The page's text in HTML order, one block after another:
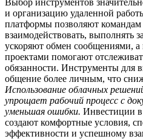
Выбор инструментов
и организацию удаленной
платформы позволяют
взаимодействовать, выполнять
ускоряют обмен сообщениями,
проектами помогают
обязанности. Инструменты для
общение более личным, что
Использование облачных
упрощает рабочий процесс с
уменьшая ошибки. Инвестиции в
создают комфортные условия,
эффективности и успешному